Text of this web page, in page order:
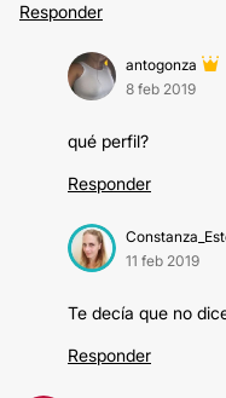
Responder
antogonza
8 feb 2019
qué perfil?
Responder
11 feb 2019
Te decía que no
Responder